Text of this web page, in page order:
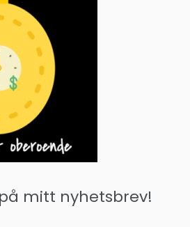
mitt nyhetsbrev!